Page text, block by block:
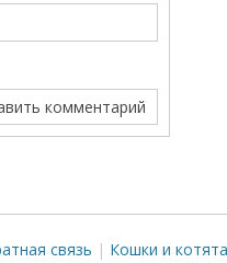
связь Кошки и котята